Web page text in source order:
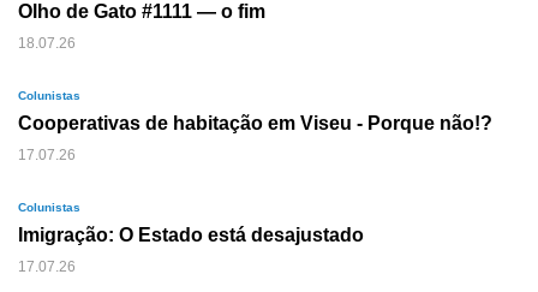
Olho de Gato #1111 — o fim
18.07.26
Colunistas
Cooperativas de habitação em Viseu - Porque não!?
17.07.26
Colunistas
Imigração: O Estado está desajustado
17.07.26